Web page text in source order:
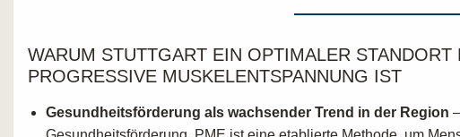
WARUM STUTTGART EIN OPTIMALER STANDORT
PROGRESSIVE MUSKELENTSPANNUNG IST
Gesundheitsförderung als wachsender Trend in der Region